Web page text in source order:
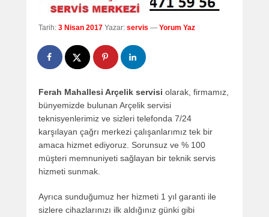
Tarih: 3 Nisan 2017 Yazar: servis — Yorum Yaz
Ferah Mahallesi Arçelik servisi olarak, firmamız,
bünyemizde bulunan Arçelik servisi
teknisyenlerimiz ve sizleri telefonda 7/24
karşılayan çağrı merkezi çalışanlarımız tek bir
amaca hizmet ediyoruz. Sorunsuz ve % 100
müşteri memnuniyeti sağlayan bir teknik servis
hizmeti sunmak.
Ayrıca sunduğumuz her hizmeti 1 yıl garanti ile
sizlere cihazlarınızı ilk aldığınız günki gibi